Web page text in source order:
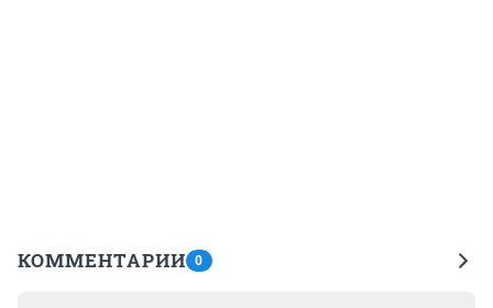
КОММЕНТАРИИ 0